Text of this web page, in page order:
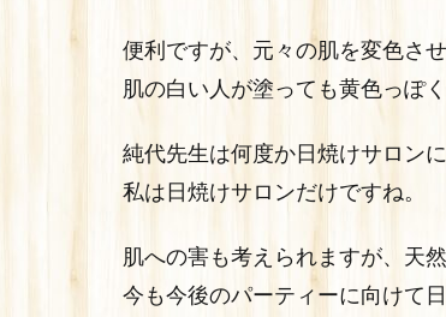
便利ですが、元々の肌を変色させ
肌の白い人が塗っても黄色っぽ
純代先生は何度か日焼けサロン
私は日焼けサロンだけですね。
肌への害も考えられますが、天
今も今後のパーティーに向けて